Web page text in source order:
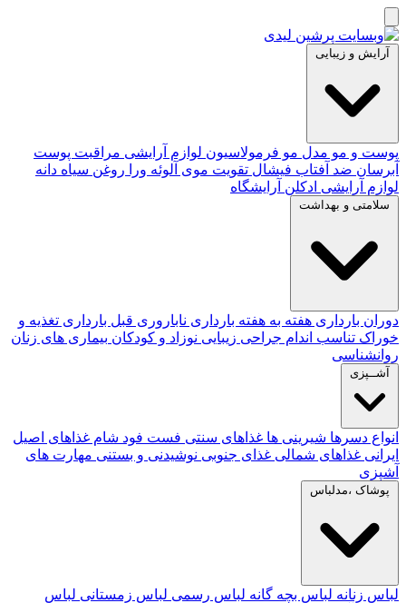
آرایش و زیبایی
پوست و مو مدل مو فرمولاسیون لوازم آرایشی مراقبت پوست
آبرسان ضد آفتاب فیشال تقویت موی آلوئه‌ ورا روغن سیاه دانه
لوازم آرایشی ادکلن آرایشگاه
سلامتی و بهداشت
دوران بارداری هفته به هفته بارداری ناباروری قبل بارداری تغذیه و
خوراک تناسب اندام جراحی زیبایی نوزاد و کودکان بیماری های زنان
روانشناسی
آشــپزی
انواع دسرها شیرینی ها غذاهای سنتی فست فود شام غذاهای اصیل
ایرانی غذاهای شمالی غذای جنوبی نوشیدنی و بستنی مهارت های
آشپزی
پوشاک ،مدلباس
لباس زنانه لباس بچه گانه لباس رسمی لباس زمستانی لباس